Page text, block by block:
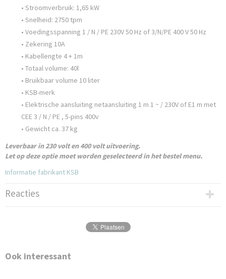
• Stroomverbruik: 1,65 kW
• Snelheid: 2750 tpm
• Voedingsspanning 1 / N / PE 230V 50 Hz of 3/N/PE 400 V 50 Hz
• Zekering 10A
• Kabellengte 4 + 1m
• Totaal volume: 40l
• Bruikbaar volume 10 liter
• KSB-merk
• Elektrische aansluiting netaansluiting 1 m 1 ~ / 230V of E1 m met
CEE 3 / N / PE , 5-pins 400v
• Gewicht ca. 37 kg
Leverbaar in 230 volt en 400 volt uitvoering.
Let op deze optie moet worden geselecteerd in het bestel menu.
Informatie fabrikant KSB
Reacties
Ook interessant